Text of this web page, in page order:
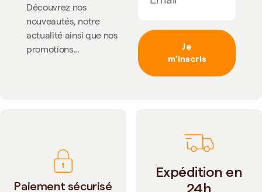
Découvrez nos
nouveautés, notre
actualité ainsi que nos
promotions...
Je
m'inscris
Paiement sécurisé
Expédition en
24h